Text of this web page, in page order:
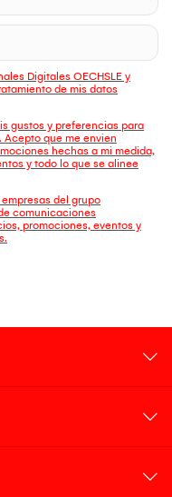
Digitales OECHSLE y
de mis datos
gustos y preferencias para
que me envien
hechas a mi medida,
y todo lo que se alinee
del grupo
comunicaciones
promociones, eventos y